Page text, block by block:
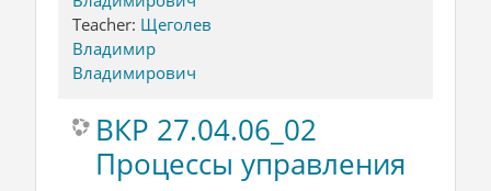
Teacher: Щеголев
Владимир
Владимирович
ВКР 27.04.06_02
Процессы управления